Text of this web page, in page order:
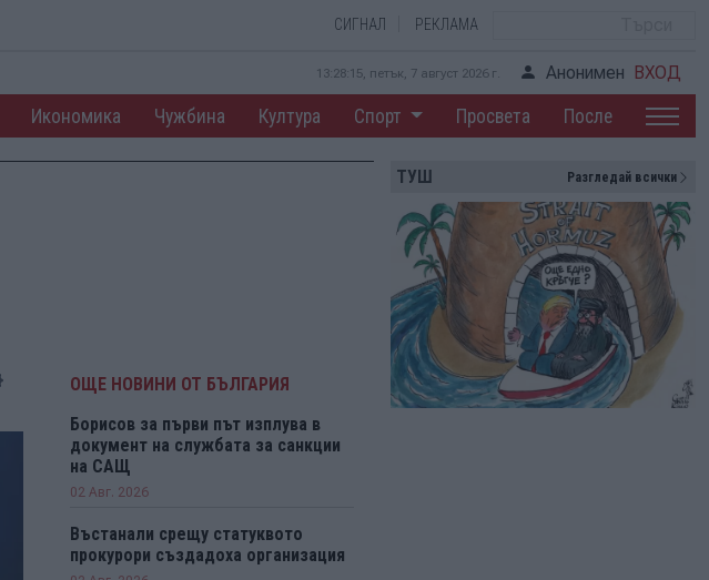
СИГНАЛ РЕКЛАМА
13:28:16, петък, 7 август 2026 г. Анонимен ВХОД
Икономика Чужбина Култура Спорт Просвета После
ОЩЕ НОВИНИ ОТ БЪЛГАРИЯ
Борисов за първи път изплува в
документ на службата за санкции
на САЩ
02 Авг. 2026
Въстанали срещу статуквото
прокурори създадоха организация
ТУШ Разгледай всички